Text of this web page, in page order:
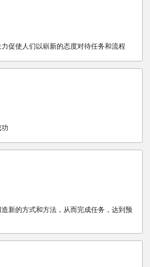
促使人们以崭新的态度对待任务和流程
新的方式和方法，从而完成任务，达到预